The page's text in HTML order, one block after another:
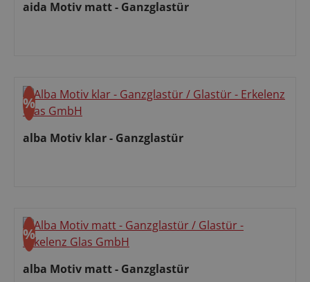
aida Motiv matt - Ganzglastür
Rabatt
%
alba Motiv klar - Ganzglastür
Rabatt
%
alba Motiv matt - Ganzglastür